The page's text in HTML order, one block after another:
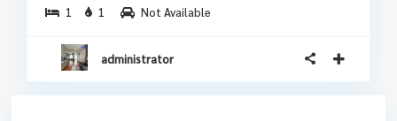
1
1 Not Available
administrator